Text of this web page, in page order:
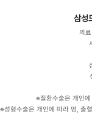
삼성
의
※질환수술은 개인
※성형수술은 개인에 따라 멍, 출